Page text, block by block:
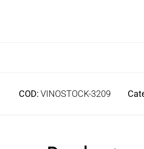
COD: VINOSTOCK-3209